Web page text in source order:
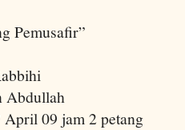
Pemusafir”
Abdullah
09 jam 2 petang